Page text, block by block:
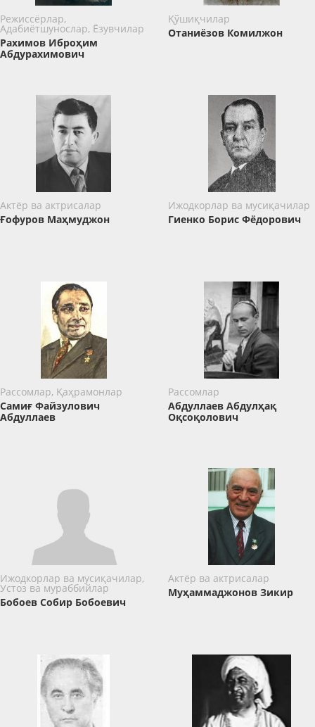
Режиссёрлар,
Адабиётшунослар, Ёзувчилар
Рахимов Иброҳим
Абдурахимович
Қўшиқчилар
Отаниёзов Комилжон
Актёр ва актрисалар
Ғофуров Маҳмуджон
Ижодкорлар ва мусиқачилар
Гиенко Борис Фёдорович
Рассомлар, Қаҳрамонлар
Самиғ Файзулович
Абдуллаев
Рассомлар
Абдуллаев Абдулҳақ
Оқсоқолович
Ижодкорлар ва мусиқачилар,
Устоз ва мураббийлар
Бобоев Собир Бобоевич
Актёр ва актрисалар
Муҳаммаджонов Зикир